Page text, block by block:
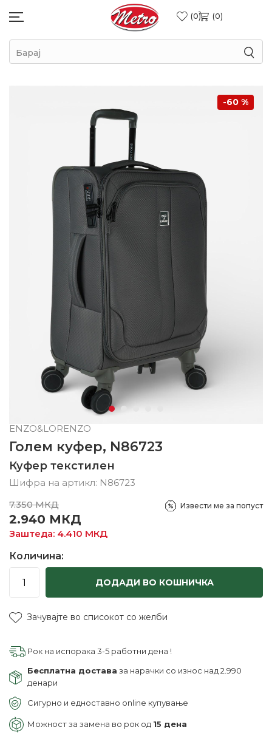
0 0
Барај
-60 %
ENZO&LORENZO
Голем куфер, N86723
Куфер текстилен
Шифра на артикл: N86723
7.350 МКД
2.940 МКД
Заштеда: 4.410 МКД
Извести ме за попуст
Количина:
ДОДАДИ ВО КОШНИЧКА
Зачувајте во списокот со желби
Рок на испорака 3-5 работни дена !
Бесплатна достава за нарачки со износ над 2.990
денари
Сигурно и едноставно online купување
Можност за замена во рок од 15 дена